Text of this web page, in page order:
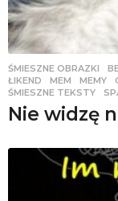
ŚMIESZNE OBRAZKI
ŁIKEND
,MEM ,MEMY ,
ŚMIESZNE TEKSTY
,
Nie widzę